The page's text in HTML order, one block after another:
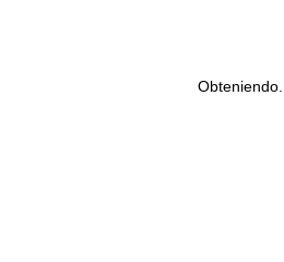
Obteniendo...